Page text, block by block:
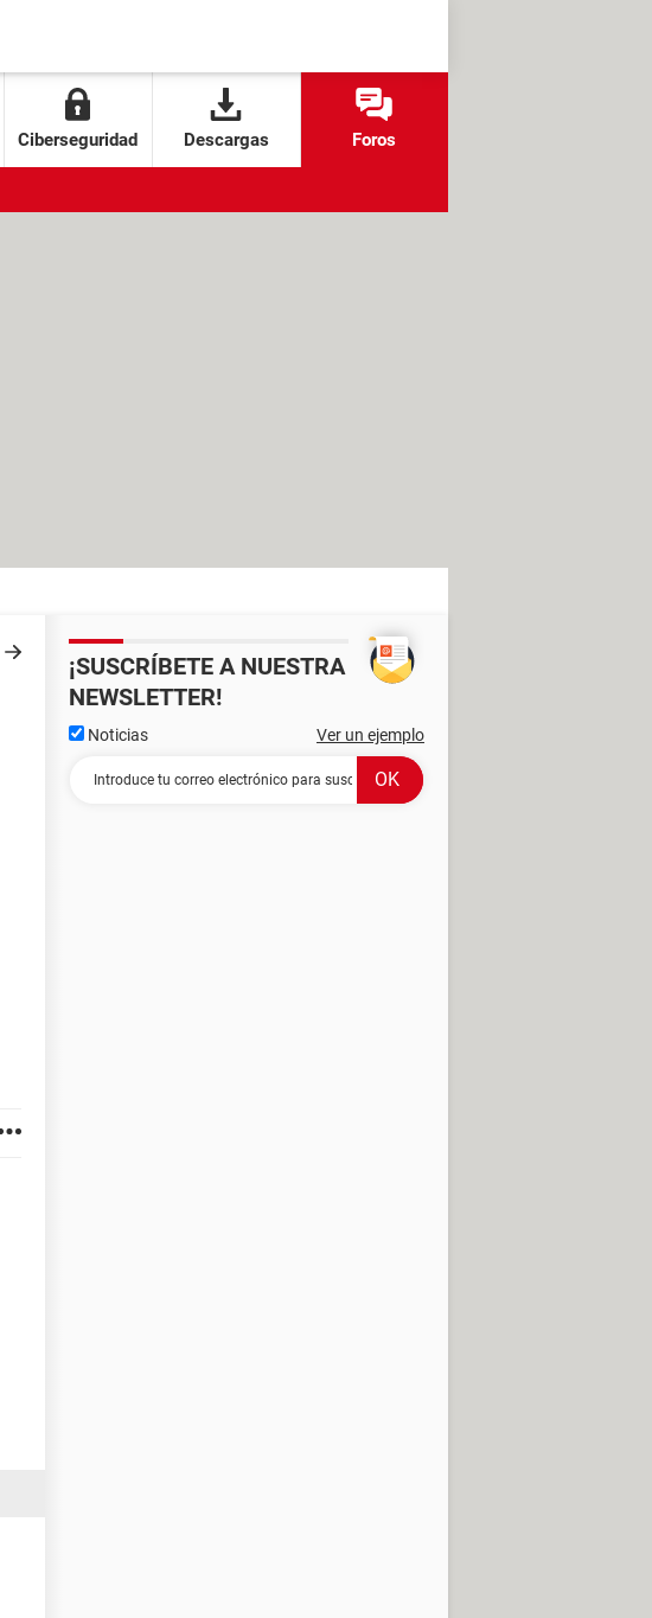
Ciberseguridad Descargas Foros
¡SUSCRÍBETE A NUESTRA
NEWSLETTER!
Noticias Ver un ejemplo